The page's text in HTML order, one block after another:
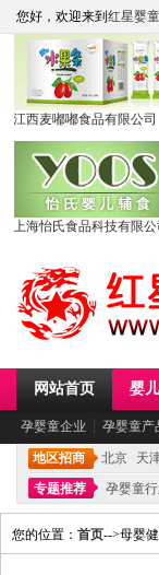
您好，欢迎来到 红星婴
江西麦嘟嘟食品有限公司
上海怡氏食品科技有限公
网站首页 婴
孕婴童企业 ┆ 孕婴童产
地区招商 北京 天
专题推荐
孕婴童
您的位置： 首页-->母婴